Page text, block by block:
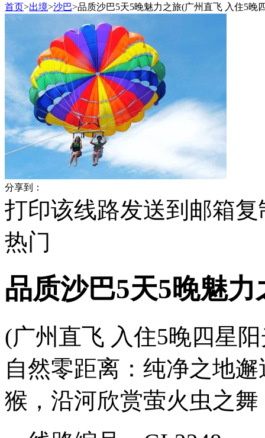
首页>出境>沙巴>品质沙巴5天5晚魅力之旅(广州直飞 入住5晚
分享到：
打印该线路发送到邮箱复
热门
品质沙巴5天5晚魅力
(广州直飞 入住5晚四星
自然零距离：纯净之地
猴，沿河欣赏萤火虫之舞